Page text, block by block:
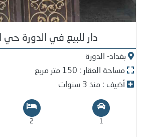
دار للبيع في الدورة حي
بغداد- الدورة
مساحة العقار : 150 متر مربع
أضيف : منذ 3 سنوات
1
2